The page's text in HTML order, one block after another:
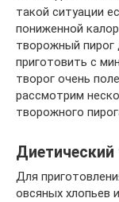
такой ситуации
пониженной
творожный пирог
приготовить с
творог очень
рассмотрим
творожного
Для
овсяных хлопьев